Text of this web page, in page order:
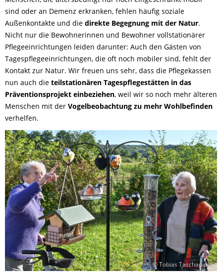
sind oder an Demenz erkranken, fehlen häufig soziale
Außenkontakte und die direkte Begegnung mit der Natur.
Nicht nur die Bewohnerinnen und Bewohner vollstationärer
Pflegeeinrichtungen leiden darunter: Auch den Gästen von
Tagespflegeeinrichtungen, die oft noch mobiler sind, fehlt der
Kontakt zur Natur. Wir freuen uns sehr, dass die Pflegekassen
nun auch die teilstationären Tagespflegestätten in das
Präventionsprojekt einbeziehen, weil wir so noch mehr älteren
Menschen mit der Vogelbeobachtung zu mehr Wohlbefinden
verhelfen.
© Tobias Taschapaka